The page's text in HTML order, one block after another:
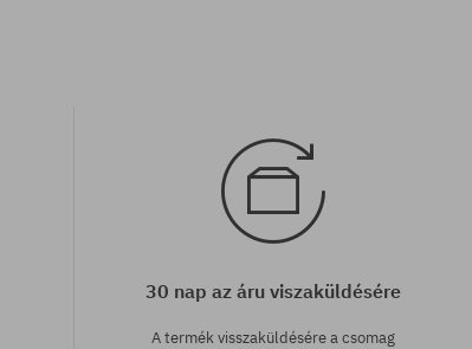
30 nap az áru viszaküldésére
A termék visszaküldésére a csomag